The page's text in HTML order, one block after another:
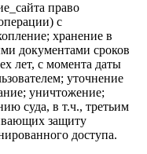
право
с
хранение в
документами сроков
лет, с момента даты
уточнение
уничтожение;
суда, в т.ч., третьим
защиту
доступа.